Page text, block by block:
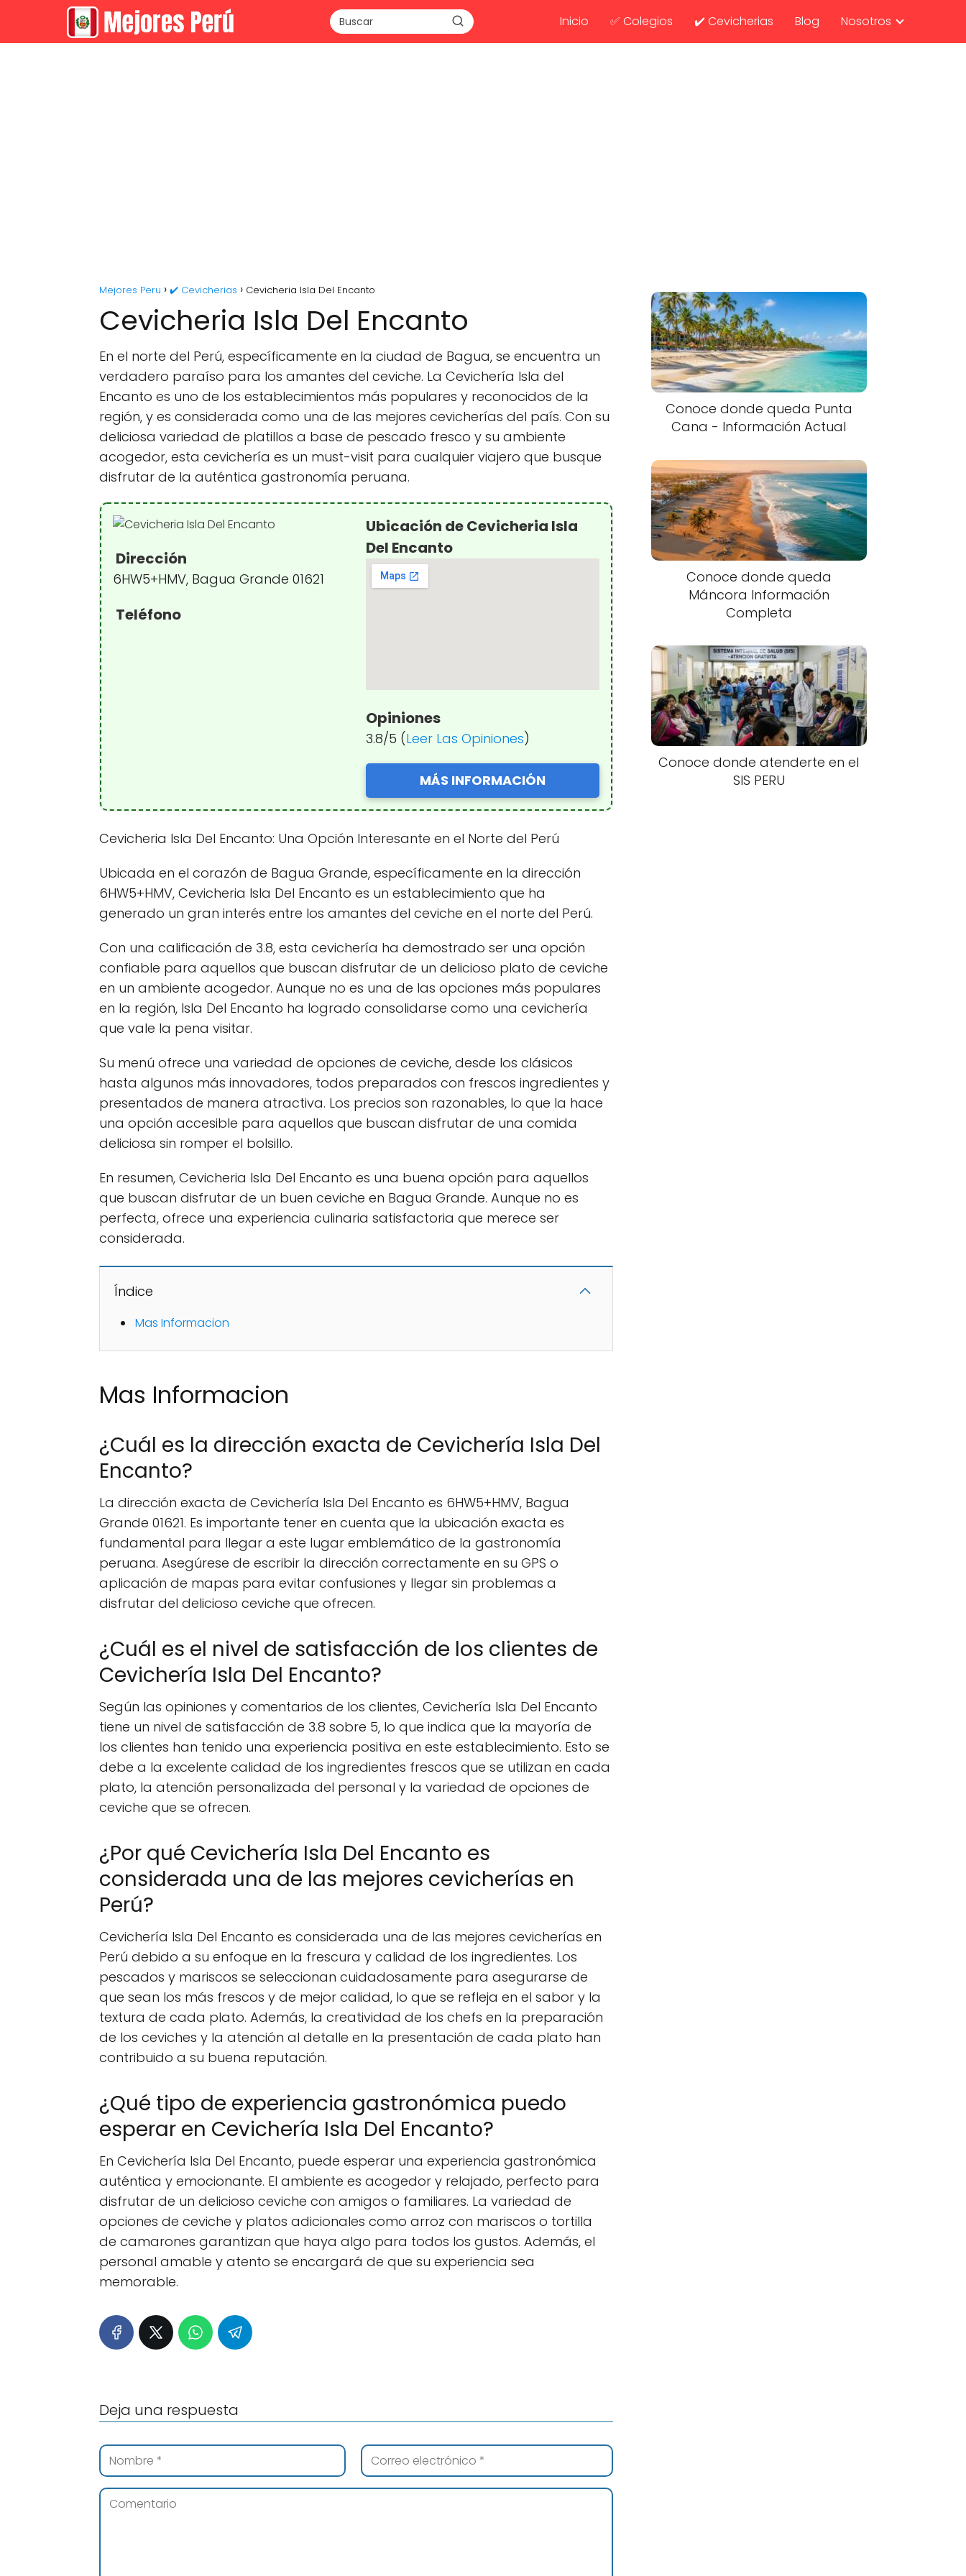
Inicio ✅ Colegios ✔️ Cevicherias Blog Nosotros
Mejores Peru ✔️ Cevicherias Cevicheria Isla Del Encanto
Cevicheria Isla Del Encanto
En el norte del Perú, específicamente en la ciudad de Bagua, se encuentra un
verdadero paraíso para los amantes del ceviche. La Cevichería Isla del
Encanto es uno de los establecimientos más populares y reconocidos de la
región, y es considerada como una de las mejores cevicherías del país. Con su
deliciosa variedad de platillos a base de pescado fresco y su ambiente
acogedor, esta cevichería es un must-visit para cualquier viajero que busque
disfrutar de la auténtica gastronomía peruana.
Dirección
6HW5+HMV, Bagua Grande 01621
Teléfono
Ubicación de Cevicheria Isla
Del Encanto
Opiniones
3.8/5 (Leer Las Opiniones)
MÁS INFORMACIÓN
Cevicheria Isla Del Encanto: Una Opción Interesante en el Norte del Perú
Ubicada en el corazón de Bagua Grande, específicamente en la dirección
6HW5+HMV, Cevicheria Isla Del Encanto es un establecimiento que ha
generado un gran interés entre los amantes del ceviche en el norte del Perú.
Con una calificación de 3.8, esta cevichería ha demostrado ser una opción
confiable para aquellos que buscan disfrutar de un delicioso plato de ceviche
en un ambiente acogedor. Aunque no es una de las opciones más populares
en la región, Isla Del Encanto ha logrado consolidarse como una cevichería
que vale la pena visitar.
Su menú ofrece una variedad de opciones de ceviche, desde los clásicos
hasta algunos más innovadores, todos preparados con frescos ingredientes y
presentados de manera atractiva. Los precios son razonables, lo que la hace
una opción accesible para aquellos que buscan disfrutar de una comida
deliciosa sin romper el bolsillo.
En resumen, Cevicheria Isla Del Encanto es una buena opción para aquellos
que buscan disfrutar de un buen ceviche en Bagua Grande. Aunque no es
perfecta, ofrece una experiencia culinaria satisfactoria que merece ser
considerada.
Índice
Mas Informacion
Mas Informacion
¿Cuál es la dirección exacta de Cevichería Isla Del
Encanto?
La dirección exacta de Cevichería Isla Del Encanto es 6HW5+HMV, Bagua
Grande 01621. Es importante tener en cuenta que la ubicación exacta es
fundamental para llegar a este lugar emblemático de la gastronomía
peruana. Asegúrese de escribir la dirección correctamente en su GPS o
aplicación de mapas para evitar confusiones y llegar sin problemas a
disfrutar del delicioso ceviche que ofrecen.
¿Cuál es el nivel de satisfacción de los clientes de
Cevichería Isla Del Encanto?
Según las opiniones y comentarios de los clientes, Cevichería Isla Del Encanto
tiene un nivel de satisfacción de 3.8 sobre 5, lo que indica que la mayoría de
los clientes han tenido una experiencia positiva en este establecimiento. Esto se
debe a la excelente calidad de los ingredientes frescos que se utilizan en cada
plato, la atención personalizada del personal y la variedad de opciones de
ceviche que se ofrecen.
¿Por qué Cevichería Isla Del Encanto es
considerada una de las mejores cevicherías en
Perú?
Cevichería Isla Del Encanto es considerada una de las mejores cevicherías en
Perú debido a su enfoque en la frescura y calidad de los ingredientes. Los
pescados y mariscos se seleccionan cuidadosamente para asegurarse de
que sean los más frescos y de mejor calidad, lo que se refleja en el sabor y la
textura de cada plato. Además, la creatividad de los chefs en la preparación
de los ceviches y la atención al detalle en la presentación de cada plato han
contribuido a su buena reputación.
¿Qué tipo de experiencia gastronómica puedo
esperar en Cevichería Isla Del Encanto?
En Cevichería Isla Del Encanto, puede esperar una experiencia gastronómica
auténtica y emocionante. El ambiente es acogedor y relajado, perfecto para
disfrutar de un delicioso ceviche con amigos o familiares. La variedad de
opciones de ceviche y platos adicionales como arroz con mariscos o tortilla
de camarones garantizan que haya algo para todos los gustos. Además, el
personal amable y atento se encargará de que su experiencia sea
memorable.
Deja una respuesta
Conoce donde queda Punta
Cana - Información Actual
Conoce donde queda
Máncora Información
Completa
Conoce donde atenderte en el
SIS PERU